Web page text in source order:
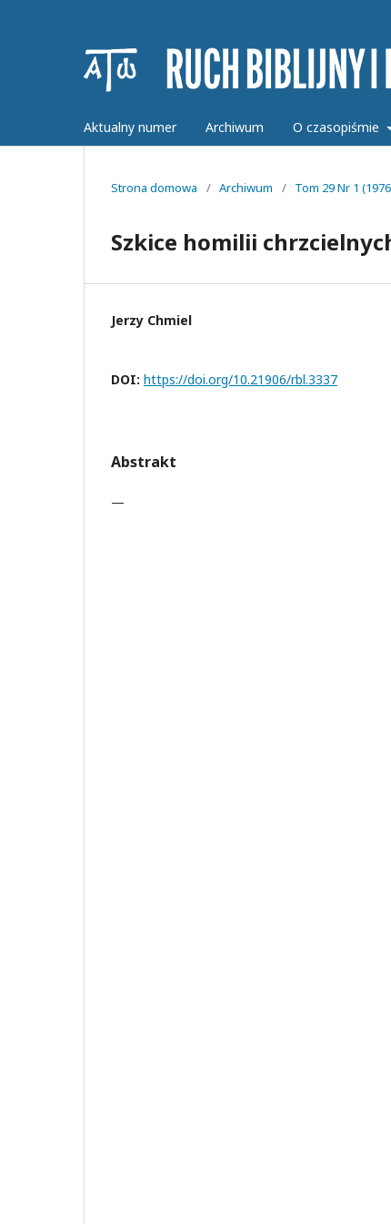
Aktualny numer Archiwum O czasopiśmie
Strona domowa / Archiwum / Tom 29 Nr 1
Szkice homilii
Jerzy Chmiel
DOI: https://doi.org/10.21906/rbl.3337
Abstrakt
—